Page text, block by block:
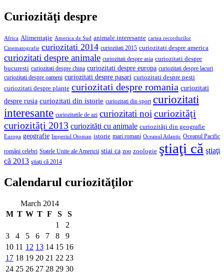
Curiozităţi despre
Africa Alimentaţie America de Sud animale interesante cartea recordurilor
Cinematografie curiozitati 2014 curiozitati 2015 curiozitati despre america
curiozitati despre animale curiozitati despre asia curiozitati despre
bucuresti curiozitati despre china curiozitati despre europa curiozitati despre lacuri
curiozitati despre oameni curiozitati despre pasari curiozitati despre pesti
curiozitati despre plante curiozitati despre romania curiozitati
despre rusia curiozitati din istorie curiozitati din sport curiozitati
interesante curiozitatile de azi curiozitati noicuriozităţi
curiozităţi 2013 curiozităţi cu animale curiozităţi din geografie
Europa geografie Imperiul Otoman istorie mari romani Oceanul Atlantic Oceanul Pacific
români celebri Statele Unite ale Americii stiai ca zoo zoologie ştiaţi că ştiaţi
că 2013 ştiaţi că 2014
Calendarul curiozităţilor
March 2014
M T W T F S
S
1
2
3
4 5 6 7 8
9
10 11 12 13 14 15 16
17 18 19 20 21 22 23
24 25 26 27 28 29 30